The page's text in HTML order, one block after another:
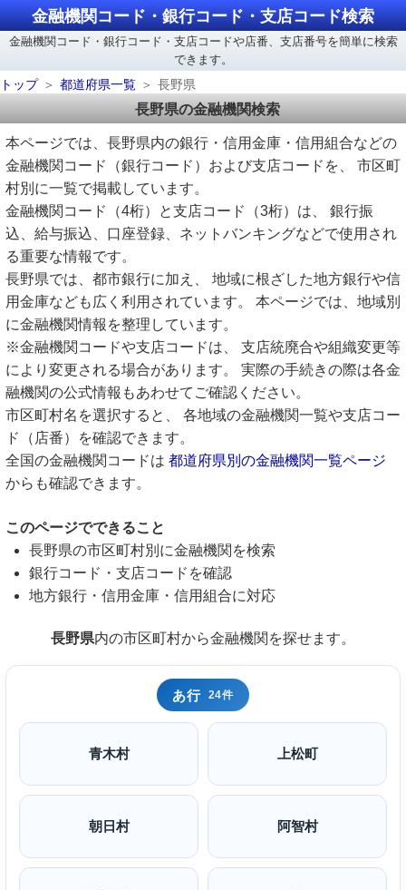
金融機関コード・銀行コード・支店コード検索
金融機関コード・銀行コード・支店コードや店番、支店番号を簡単に検索
できます。
トップ
都道府県一覧 長野県
長野県の金融機関検索
本ページでは、長野県内の銀行・信用金庫・信用組合などの
金融機関コード（銀行コード）および支店コードを、 市区町
村別に一覧で掲載しています。
金融機関コード（4桁）と支店コード（3桁）は、 銀行振
込、給与振込、口座登録、ネットバンキングなどで使用され
る重要な情報です。
長野県では、都市銀行に加え、 地域に根ざした地方銀行や信
用金庫なども広く利用されています。 本ページでは、地域別
に金融機関情報を整理しています。
※金融機関コードや支店コードは、 支店統廃合や組織変更等
により変更される場合があります。 実際の手続きの際は各金
融機関の公式情報もあわせてご確認ください。
市区町村名を選択すると、 各地域の金融機関一覧や支店コー
ド（店番）を確認できます。
全国の金融機関コードは 都道府県別の金融機関一覧ページ
からも確認できます。
このページでできること
長野県の市区町村別に金融機関を検索
銀行コード・支店コードを確認
地方銀行・信用金庫・信用組合に対応
長野県内の市区町村から金融機関を探せます。
あ行 24件
青木村 上松町
朝日村 阿智村